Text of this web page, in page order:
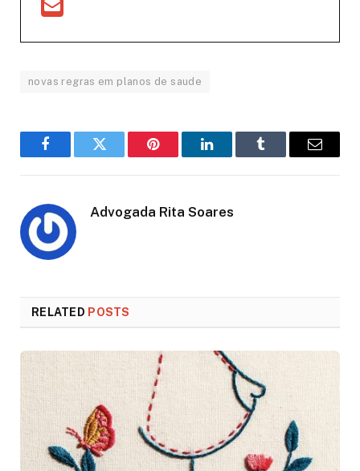
novas regras em planos de saude
FacebookTwitter Pinterest LinkedInTumblr Email
Advogada Rita Soares
RELATED POSTS